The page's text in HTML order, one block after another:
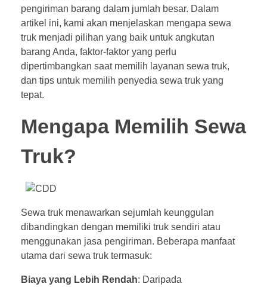
pengiriman barang dalam jumlah besar. Dalam
artikel ini, kami akan menjelaskan mengapa sewa
truk menjadi pilihan yang baik untuk angkutan
barang Anda, faktor-faktor yang perlu
dipertimbangkan saat memilih layanan sewa truk,
dan tips untuk memilih penyedia sewa truk yang
tepat.
Mengapa Memilih Sewa
Truk?
Sewa truk menawarkan sejumlah keunggulan
dibandingkan dengan memiliki truk sendiri atau
menggunakan jasa pengiriman. Beberapa manfaat
utama dari sewa truk termasuk:
Biaya yang Lebih Rendah: Daripada